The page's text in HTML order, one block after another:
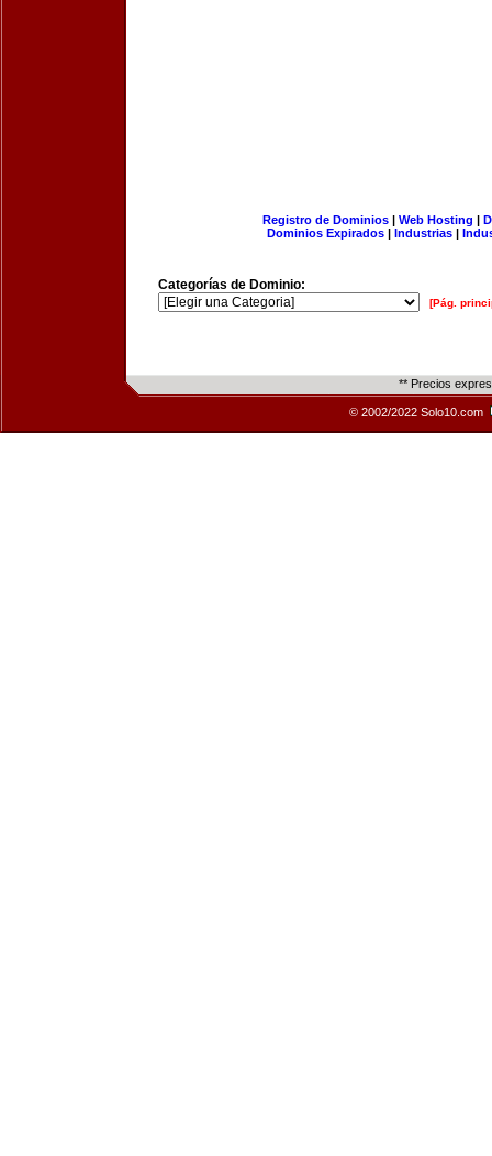
Registro de Dominios| Web Hosting |
Dominios Expirados | Industrias |
Categorías de Dominio:
[Pág.
** Precios
© 2002/2022 Solo10.com